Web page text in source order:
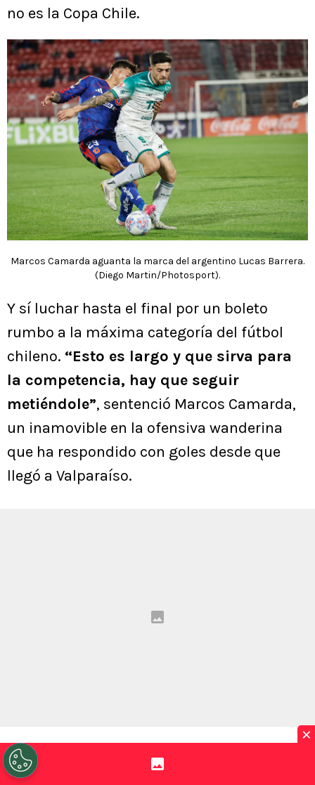
no es la Copa Chile.
Marcos Camarda aguanta la marca del argentino Lucas Barrera.
(Diego Martin/Photosport).
Y sí luchar hasta el final por un boleto
rumbo a la máxima categoría del fútbol
chileno. “Esto es largo y que sirva para
la competencia, hay que seguir
metiéndole”, sentenció Marcos Camarda,
un inamovible en la ofensiva wanderina
que ha respondido con goles desde que
llegó a Valparaíso.
VER TAMBIÉN
×